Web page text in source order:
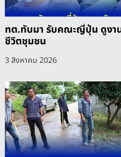
ทต.ทับมา รับคณะญี่ปุ่น ดูง
ชีวิตชุมชน
3 สิงหาคม 2026